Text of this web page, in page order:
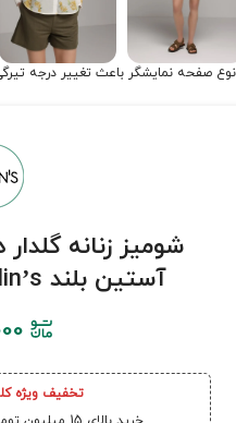
نوع صفحه نمایشگر باعث تغییر درجه
شومیز زنانه
آستین بلند Colin’s کد CL1078692
تخفیف ویژه